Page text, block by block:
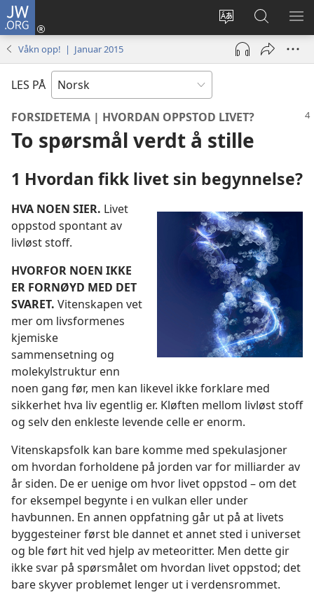
JW.ORG
Endre
språk
Logg
inn
(åpner
vindu)
Søk
på
JW.ORG
VIS
Våkn opp! | Januar 2015
LES PÅ
FORSIDETEMA | HVORDAN OPPSTOD LIVET?
To spørsmål verdt å stille
1 Hvordan fikk livet sin begynnelse?
HVA NOEN SIER. Livet
oppstod spontant av
livløst stoff.
HVORFOR NOEN IKKE
ER FORNØYD MED DET
SVARET. Vitenskapen vet
mer om livsformenes
kjemiske
sammensetning og
molekylstruktur enn
noen gang før, men kan likevel ikke forklare med
sikkerhet hva liv egentlig er. Kløften mellom livløst stoff
og selv den enkleste levende celle er enorm.
Vitenskapsfolk kan bare komme med spekulasjoner
om hvordan forholdene på jorden var for milliarder av
år siden. De er uenige om hvor livet oppstod – om det
for eksempel begynte i en vulkan eller under
havbunnen. En annen oppfatning går ut på at livets
byggesteiner først ble dannet et annet sted i universet
og ble ført hit ved hjelp av meteoritter. Men dette gir
ikke svar på spørsmålet om hvordan livet oppstod; det
bare skyver problemet lenger ut i verdensrommet.